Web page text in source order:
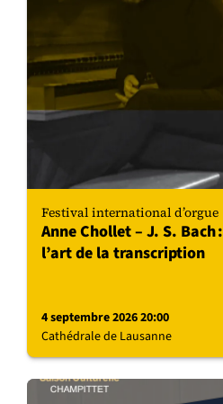
Festival international d’orgue
Anne Chollet – J. S. Bach :
l’art de la transcription
4 septembre 2026 20:00
Cathédrale de Lausanne